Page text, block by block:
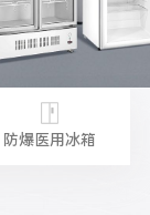
防爆医用冰箱